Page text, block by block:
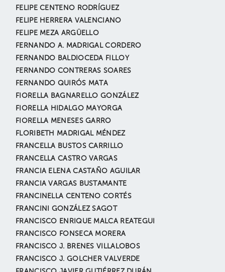
FELIPE CENTENO RODRÍGUEZ
FELIPE HERRERA VALENCIANO
FELIPE MEZA ARGÜELLO
FERNANDO A. MADRIGAL CORDERO
FERNANDO BALDIOCEDA FILLOY
FERNANDO CONTRERAS SOARES
FERNANDO QUIRÓS MATA
FIORELLA BAGNARELLO GONZÁLEZ
FIORELLA HIDALGO MAYORGA
FIORELLA MENESES GARRO
FLORIBETH MADRIGAL MÉNDEZ
FRANCELLA BUSTOS CARRILLO
FRANCELLA CASTRO VARGAS
FRANCIA ELENA CASTAÑO AGUILAR
FRANCIA VARGAS BUSTAMANTE
FRANCINELLA CENTENO CORTÉS
FRANCINI GONZÁLEZ SAGOT
FRANCISCO ENRIQUE MALCA REATEGUI
FRANCISCO FONSECA MORERA
FRANCISCO J. BRENES VILLALOBOS
FRANCISCO J. GOLCHER VALVERDE